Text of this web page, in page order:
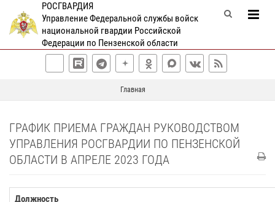
РОСГВАРДИЯ
Управление Федеральной службы войск
национальной гвардии Российской
Федерации по Пензенской области
Главная
ГРАФИК ПРИЕМА ГРАЖДАН РУКОВОДСТВОМ
УПРАВЛЕНИЯ РОСГВАРДИИ ПО ПЕНЗЕНСКОЙ
ОБЛАСТИ В АПРЕЛЕ 2023 ГОДА
Должность